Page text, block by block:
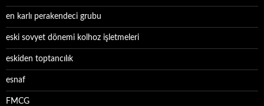
en karlı perakendeci grubu
eski sovyet dönemi kolhoz işletmeleri
eskiden toptancılık
esnaf
FMCG